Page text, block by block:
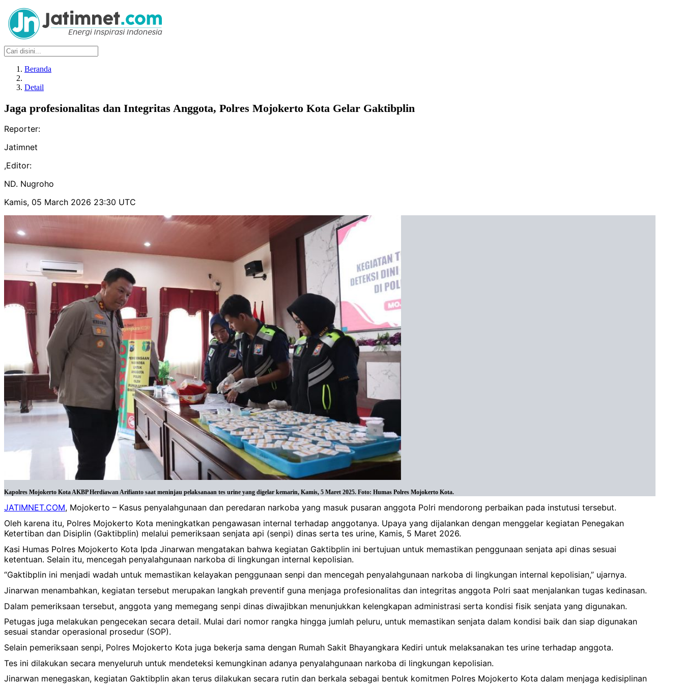
Beranda
Detail
Jaga profesionalitas dan Integritas Anggota, Polres Mojokerto Kota Gelar Gaktibplin
Reporter:
Jatimnet
,Editor:
ND. Nugroho
Kamis, 05 March 2026 23:30 UTC
Kapolres Mojokerto Kota AKBP Herdiawan Arifianto saat meninjau pelaksanaan tes urine yang digelar kemarin, Kamis, 5 Maret 2025. Foto: Humas Polres Mojokerto Kota.
JATIMNET.COM, Mojokerto – Kasus penyalahgunaan dan peredaran narkoba yang masuk pusaran anggota Polri mendorong perbaikan pada instutusi tersebut.
Oleh karena itu, Polres Mojokerto Kota meningkatkan pengawasan internal terhadap anggotanya. Upaya yang dijalankan dengan menggelar kegiatan Penegakan
Ketertiban dan Disiplin (Gaktibplin) melalui pemeriksaan senjata api (senpi) dinas serta tes urine, Kamis, 5 Maret 2026.
Kasi Humas Polres Mojokerto Kota Ipda Jinarwan mengatakan bahwa kegiatan Gaktibplin ini bertujuan untuk memastikan penggunaan senjata api dinas sesuai
ketentuan. Selain itu, mencegah penyalahgunaan narkoba di lingkungan internal kepolisian.
“Gaktibplin ini menjadi wadah untuk memastikan kelayakan penggunaan senpi dan mencegah penyalahgunaan narkoba di lingkungan internal kepolisian,” ujarnya.
Jinarwan menambahkan, kegiatan tersebut merupakan langkah preventif guna menjaga profesionalitas dan integritas anggota Polri saat menjalankan tugas kedinasan.
Dalam pemeriksaan tersebut, anggota yang memegang senpi dinas diwajibkan menunjukkan kelengkapan administrasi serta kondisi fisik senjata yang digunakan.
Petugas juga melakukan pengecekan secara detail. Mulai dari nomor rangka hingga jumlah peluru, untuk memastikan senjata dalam kondisi baik dan siap digunakan
sesuai standar operasional prosedur (SOP).
Selain pemeriksaan senpi, Polres Mojokerto Kota juga bekerja sama dengan Rumah Sakit Bhayangkara Kediri untuk melaksanakan tes urine terhadap anggota.
Tes ini dilakukan secara menyeluruh untuk mendeteksi kemungkinan adanya penyalahgunaan narkoba di lingkungan kepolisian.
Jinarwan menegaskan, kegiatan Gaktibplin akan terus dilakukan secara rutin dan berkala sebagai bentuk komitmen Polres Mojokerto Kota dalam menjaga kedisiplinan